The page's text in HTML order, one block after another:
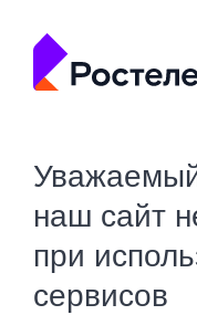
наш сайт
при
сервисов